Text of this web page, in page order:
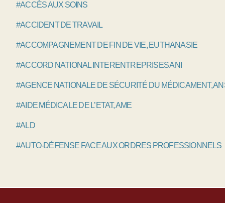
#ACCÈS AUX SOINS
#ACCIDENT DE TRAVAIL
#ACCOMPAGNEMENT DE FIN DE VIE, EUTHANASIE
#ACCORD NATIONAL INTERENTREPRISES ANI
#AGENCE NATIONALE DE SÉCURITÉ DU MÉDICAMENT,
#AIDE MÉDICALE DE L’ETAT, AME
#ALD
#AUTO-DÉFENSE FACE AUX ORDRES PROFESSIONNELS